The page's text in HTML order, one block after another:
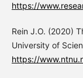
https://
Rein J.O. (2020)
University of
https://